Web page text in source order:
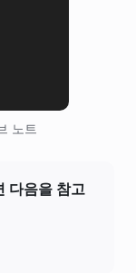
노트
다음을 참고